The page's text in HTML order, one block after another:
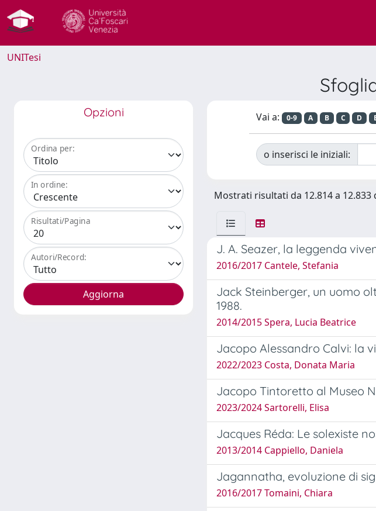
UNITesi
Opzioni
Ordina per:
In ordine:
Risultati/Pagina
Autori/Record:
Vai a: 0-9 A B C D
o inserisci le iniziali:
Mostrati risultati da 12.814 a 12.833
J. A. Seazer, la leggenda
2016/2017 Cantele, Stefania
Jack Steinberger, un uomo
1988.
2014/2015 Spera, Lucia Beatrice
Jacopo Alessandro Calvi: la
2022/2023 Costa, Donata Maria
Jacopo Tintoretto al Museo
2023/2024 Sartorelli, Elisa
Jacques Réda: Le solexiste
2013/2014 Cappiello, Daniela
Jagannatha, evoluzione di
2016/2017 Tomaini, Chiara